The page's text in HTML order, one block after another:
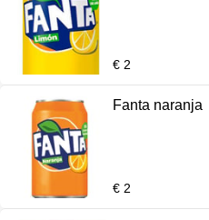
€ 2
Fanta naranja
€ 2